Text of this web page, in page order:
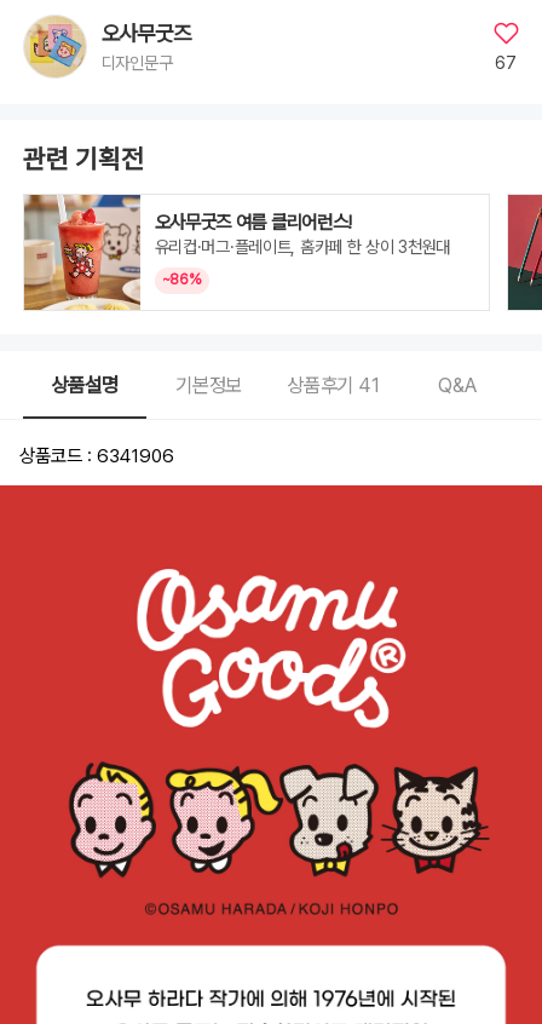
오사무굿즈
디자인문구 67
관련 기획전
오사무굿즈 여름 클리어런스!
유리컵·머그·플레이트, 홈카페 한 상이 3천원대
~86%
상품설명 기본정보 상품후기 41 Q&A
상품코드 : 6341906